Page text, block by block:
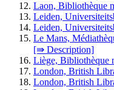
Laon, Bibliothèque
Leiden,
Leiden,
Le Mans,
[⇛ Description]
Liège, Bibliothèque
London, British
London, British